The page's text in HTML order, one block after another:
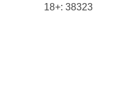
18+: 38323